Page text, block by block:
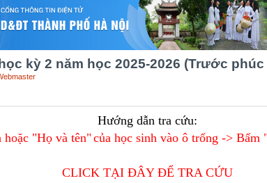
kỳ 2 năm học 2025-2026 (Trước
Hướng dẫn tra cứu:
hoặc "Họ và tên"của học sinh vào ô trống -> Bấm
CLICK TẠI ĐÂY ĐỂ TRA CỨU